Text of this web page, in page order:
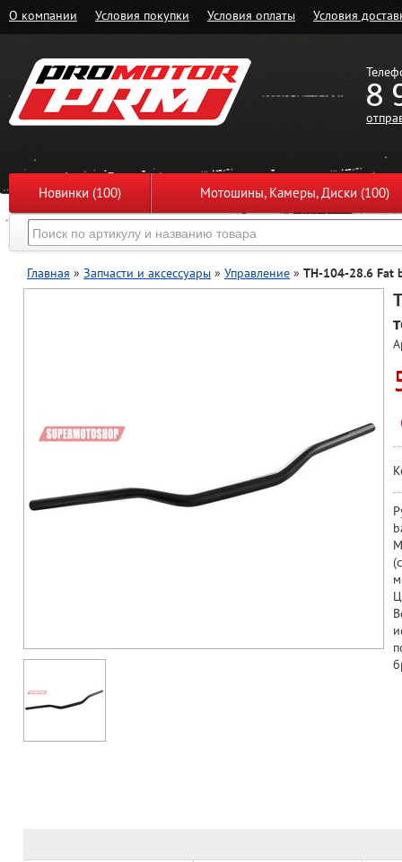
О компании Условия покупки Условия оплаты Условия
8
Новинки (100) Мотошины, Камеры, Диски (100)
Главная » Запчасти и аксессуары » Управление » TH-104-28.6 Fat